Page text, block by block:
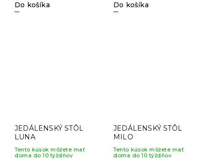
Do košíka Do košíka
JEDÁLENSKÝ STÔL
LUNA
Tento kúsok môžete mať
doma do 10 týždňov
JEDÁLENSKÝ STÔL
MILO
Tento kúsok môžete mať
doma do 10 týždňov